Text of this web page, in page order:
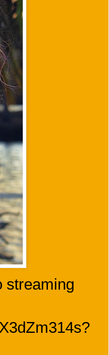
streaming